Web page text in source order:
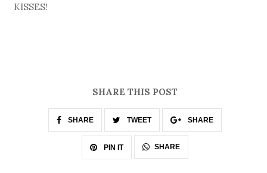
KISSES!
SHARE THIS POST
SHARE TWEET SHARE
PIN IT SHARE